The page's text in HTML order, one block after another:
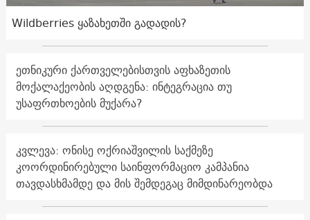
Wildberries ყაზახეთში გადადის?
ეთნიკური ქართველებისთვის აფხაზეთის
მოქალაქეობის აღდგენა: ინტეგრაცია თუ
უსაფრთხოების მუქარა?
კვლევა: ონისე ოქრიაშვილის საქმეზე
კოორდინირებული საინფორმაციო კამპანია
თავდასხმამდე და მის შემდეგაც მიმდინარეობდა